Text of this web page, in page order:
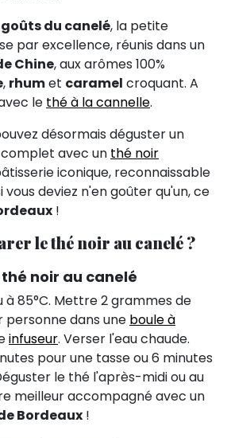
goûts du canelé, la petite
par excellence, réunis dans un
Chine, aux arômes 100%
, rhumet caramel croquant. A
le thé à la cannelle.
désormais déguster un
complet avec un thé noir
iconique, reconnaissable
vous deviez n'en goûter qu'un, ce
!
le thé noir au canelé ?
noir au canelé
à 85°C. Mettre 2 grammes de
personne dans une boule à
infuseur. Verser l'eau chaude.
pour une tasse ou 6 minutes
le thé l'après-midi ou au
meilleur accompagné avec un
Bordeaux !